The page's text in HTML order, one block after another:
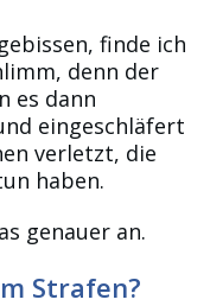
finde ich
denn der
es dann
eingeschläfert
verletzt, die
haben.
genauer an.
Strafen?